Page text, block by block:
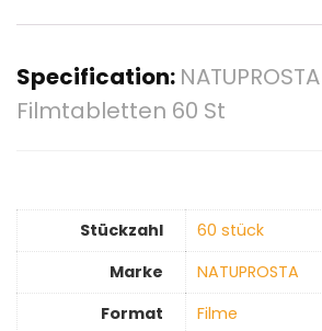
Specification:
Filmtabletten 60 St
Stückzahl
‎60 stück
Marke
‎NATUPROSTA
Format
‎Filme